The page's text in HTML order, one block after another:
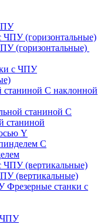
(горизонтальные)
с ЧПУ
С наклонной
С
станиной
Y
С
(вертикальные)
Фрезерные станки с
ЧПУ